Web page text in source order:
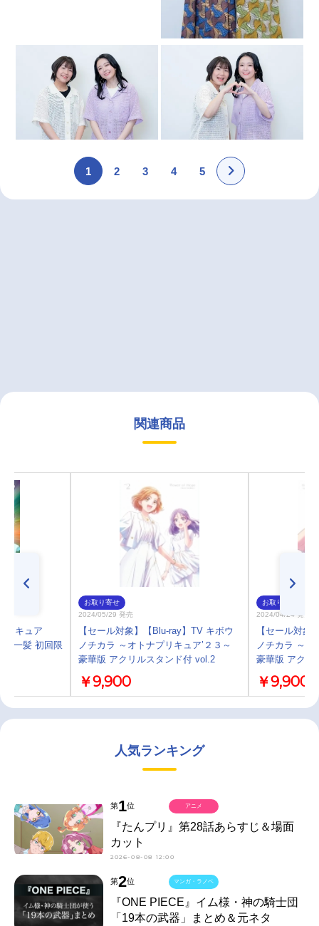
1 2 3 4 5
関連商品
リキュア
一髪 初回限
お取り寄せ
2024/05/29 発売
【セール対象】【Blu-ray】TV キボウ
ノチカラ ～オトナプリキュア’２３～
豪華版 アクリルスタンド付 vol.2
￥9,900
お取り寄せ
2024/04/24 発売
【セール対象
ノチカラ ～オ
豪華版 アクリ
￥9,900
人気ランキング
第1位
『たんプリ』第28話あらすじ＆場面
カット
2026-08-08 12:00
アニメ
第2位
『ONE PIECE』イム様・神の騎士団
「19本の武器」まとめ＆元ネタ
マンガ・ラノベ